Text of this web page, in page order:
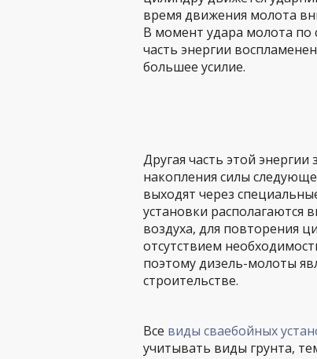
время движения молота
В момент удара молота по
часть энергии
большее усилие.
Другая часть этой
накопления силы
выходят через
установки располагаются
воздуха, для повторения
отсутствием
поэтому дизель-молоты
строительстве.
Все виды сваебойных
учитывать виды грунта,